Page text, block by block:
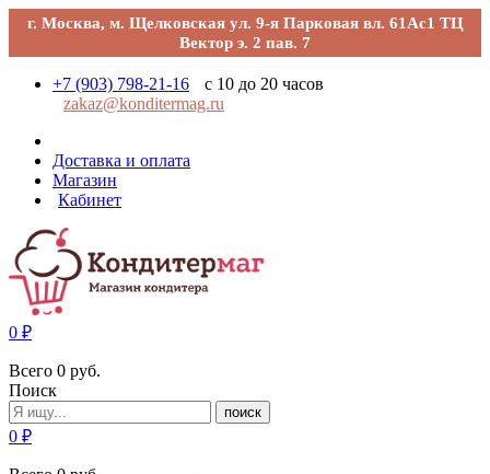
г. Москва, м. Щелковская ул. 9-я Парковая вл. 61Ас1 ТЦ
Вектор э. 2 пав. 7
+7 (903) 798-21-16
с 10 до 20 часов
zakaz@konditermag.ru
Доставка и оплата
Магазин
Кабинет
0 ₽
Всего 0 руб.
Поиск
поиск
0 ₽